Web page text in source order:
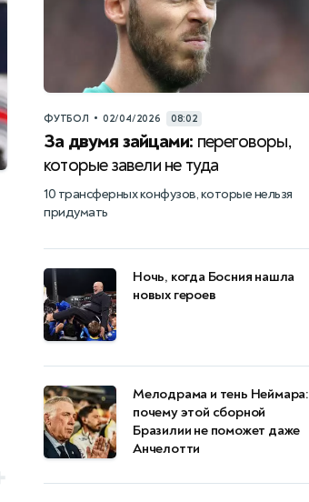
ФУТБОЛ • 02/04/2026 08:02
За двумя зайцами: переговоры,
которые завели не туда
10 трансферных конфузов, которые нельзя
придумать
Ночь, когда Босния нашла
новых героев
Мелодрама и тень Неймара:
почему этой сборной
Бразилии не поможет даже
Анчелотти